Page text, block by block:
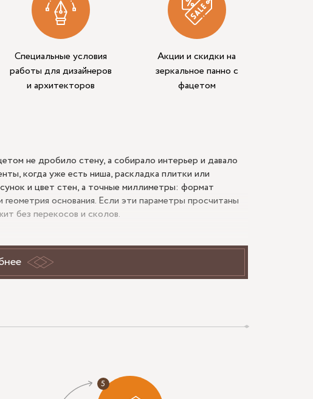
Специальные условия
работы для дизайнеров
и архитекторов
Акции и скидки на
зеркальное панно с
фацетом
не дробило стену, а собирало интерьер и давало
когда уже есть ниша, раскладка плитки или
и цвет стен, а точные миллиметры: формат
основания. Если эти параметры просчитаны
без перекосов и сколов.
или прямоугольников. Для такой плоскости сначала
спорят с основным рисунком и сложнее в